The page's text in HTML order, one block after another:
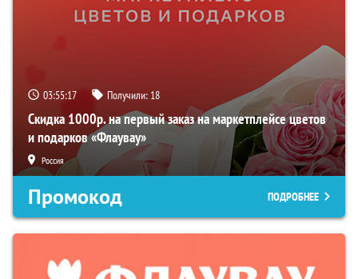
03:55:16 Получили: 18
Скидка 1000р. на первый заказ на маркетплейсе цветов
и подарков «Флаувау»
Россия
Промокод ПОДРОБНЕЕ